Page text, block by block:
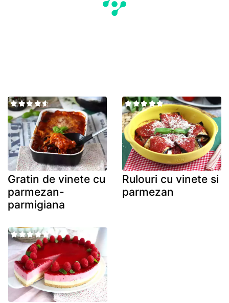
Gratin de vinete cu
parmezan-
parmigiana
Rulouri cu vinete si
parmezan